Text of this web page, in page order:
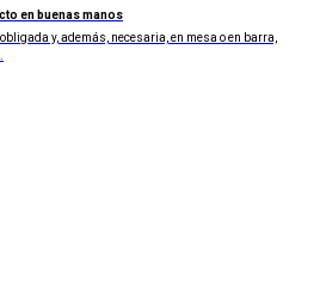
en buenas manos
y, además, necesaria, en mesa o en barra,